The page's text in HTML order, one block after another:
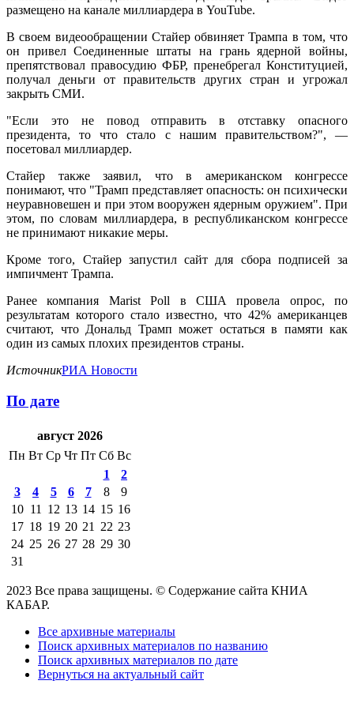
размещено на канале миллиардера в YouTube.
В своем видеообращении Стайер обвиняет Трампа в том, что
он привел Соединенные штаты на грань ядерной войны,
препятствовал правосудию ФБР, пренебрегал Конституцией,
получал деньги от правительств других стран и угрожал
закрыть СМИ.
"Если это не повод отправить в отставку опасного
президента, то что стало с нашим правительством?", —
посетовал миллиардер.
Стайер также заявил, что в американском конгрессе
понимают, что "Трамп представляет опасность: он психически
неуравновешен и при этом вооружен ядерным оружием". При
этом, по словам миллиардера, в республиканском конгрессе
не принимают никакие меры.
Кроме того, Стайер запустил сайт для сбора подписей за
импичмент Трампа.
Ранее компания Marist Poll в США провела опрос, по
результатам которого стало известно, что 42% американцев
считают, что Дональд Трамп может остаться в памяти как
один из самых плохих президентов страны.
ИсточникРИА Новости
По дате
август 2026
Пн Вт Ср Чт Пт Сб Вс
1
2
3
4 5 6 7 8
9
10 11 12 13 14 15 16
17 18 19 20 21 22 23
24 25 26 27 28 29 30
31
2023 Все права защищены. © Содержание сайта КНИА
КАБАР.
Все архивные материалы
Поиск архивных материалов по названию
Поиск архивных материалов по дате
Вернуться на актуальный сайт